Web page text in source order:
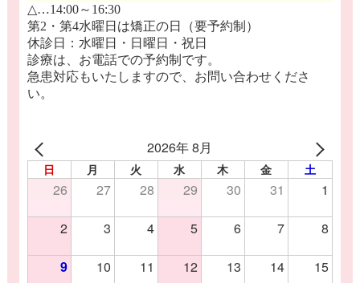
△…14:00～16:30
第2・第4水曜日は矯正の日（要予約制）
休診日：水曜日・日曜日・祝日
診療は、お電話での予約制です。
急患対応もいたしますので、お問い合わせくださ
い。
2026年 8月
日 月 火 水 木 金 土
26 27 28 29 30 31 1
2 3 4 5 6 7 8
9 10 11 12 13 14 15